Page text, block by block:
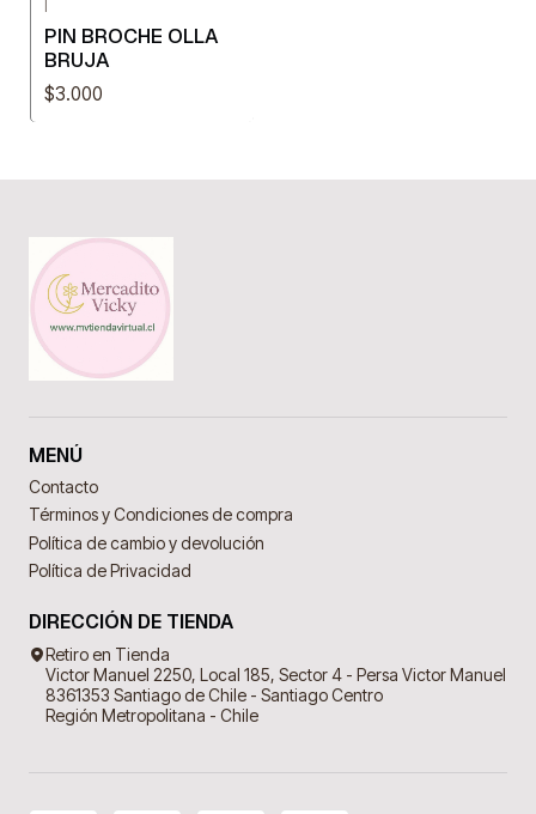
PIN BROCHE OLLA
BRUJA
$3.000
MENÚ
Contacto
Términos y Condiciones de compra
Política de cambio y devolución
Política de Privacidad
DIRECCIÓN DE TIENDA
Retiro en Tienda
Victor Manuel 2250, Local 185, Sector 4 - Persa Victor Manuel
8361353 Santiago de Chile - Santiago Centro
Región Metropolitana - Chile